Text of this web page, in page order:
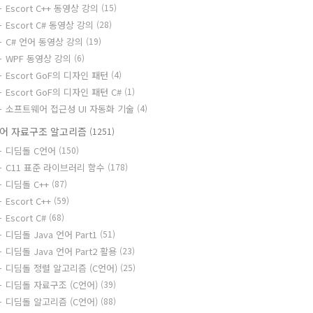
Escort C++ 동영상 강의 (15)
Escort C# 동영상 강의 (28)
C# 언어 동영상 강의 (19)
WPF 동영상 강의 (6)
Escort GoF의 디자인 패턴 (4)
Escort GoF의 디자인 패턴 C# (1)
소프트웨어 접근성 UI 자동화 기술 (4)
자료구조 알고리즘 (1251)
디딤돌 C언어 (150)
C11 표준 라이브러리 함수 (178)
디딤돌 C++ (87)
Escort C++ (59)
Escort C# (68)
디딤돌 Java 언어 Part1 (51)
디딤돌 Java 언어 Part2 활용 (23)
디딤돌 정렬 알고리즘 (C언어) (25)
디딤돌 자료구조 (C언어) (39)
디딤돌 알고리즘 (C언어) (88)